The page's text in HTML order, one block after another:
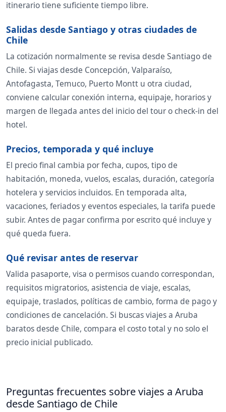
itinerario tiene suficiente tiempo libre.
Salidas desde Santiago y otras ciudades de
Chile
La cotización normalmente se revisa desde Santiago de
Chile. Si viajas desde Concepción, Valparaíso,
Antofagasta, Temuco, Puerto Montt u otra ciudad,
conviene calcular conexión interna, equipaje, horarios y
margen de llegada antes del inicio del tour o check-in del
hotel.
Precios, temporada y qué incluye
El precio final cambia por fecha, cupos, tipo de
habitación, moneda, vuelos, escalas, duración, categoría
hotelera y servicios incluidos. En temporada alta,
vacaciones, feriados y eventos especiales, la tarifa puede
subir. Antes de pagar confirma por escrito qué incluye y
qué queda fuera.
Qué revisar antes de reservar
Valida pasaporte, visa o permisos cuando correspondan,
requisitos migratorios, asistencia de viaje, escalas,
equipaje, traslados, políticas de cambio, forma de pago y
condiciones de cancelación. Si buscas viajes a Aruba
baratos desde Chile, compara el costo total y no solo el
precio inicial publicado.
Preguntas frecuentes sobre viajes a Aruba
desde Santiago de Chile